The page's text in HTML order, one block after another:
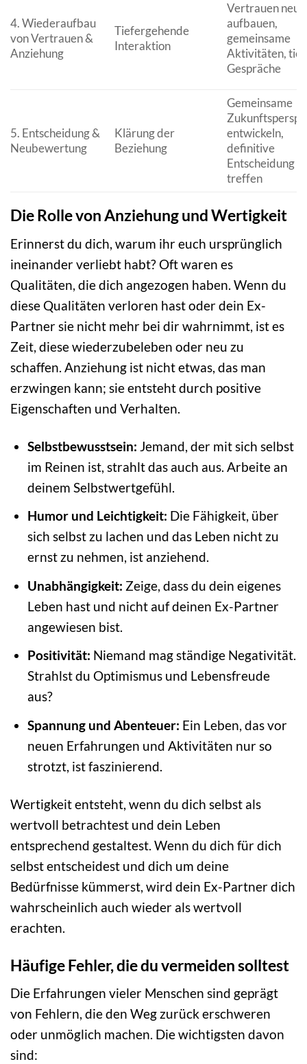
4. Wiederaufbau
von Vertrauen &
Anziehung
Tiefergehende
Interaktion
Vertrauen neu
aufbauen,
gemeinsame
Aktivitäten,
Gespräche
5. Entscheidung &
Neubewertung
Klärung der
Beziehung
Gemeinsame
entwickeln,
definitive
Entscheidung
treffen
Die Rolle von Anziehung und Wertigkeit
Erinnerst du dich, warum ihr euch ursprünglich
ineinander verliebt habt? Oft waren es
Qualitäten, die dich angezogen haben. Wenn du
diese Qualitäten verloren hast oder dein Ex-
Partner sie nicht mehr bei dir wahrnimmt, ist es
Zeit, diese wiederzubeleben oder neu zu
schaffen. Anziehung ist nicht etwas, das man
erzwingen kann; sie entsteht durch positive
Eigenschaften und Verhalten.
Selbstbewusstsein: Jemand, der mit sich selbst
im Reinen ist, strahlt das auch aus. Arbeite an
deinem Selbstwertgefühl.
Humor und Leichtigkeit: Die Fähigkeit, über
sich selbst zu lachen und das Leben nicht zu
ernst zu nehmen, ist anziehend.
Unabhängigkeit: Zeige, dass du dein eigenes
Leben hast und nicht auf deinen Ex-Partner
angewiesen bist.
Positivität: Niemand mag ständige Negativität.
Strahlst du Optimismus und Lebensfreude
aus?
Spannung und Abenteuer: Ein Leben, das vor
neuen Erfahrungen und Aktivitäten nur so
strotzt, ist faszinierend.
Wertigkeit entsteht, wenn du dich selbst als
wertvoll betrachtest und dein Leben
entsprechend gestaltest. Wenn du dich für dich
selbst entscheidest und dich um deine
Bedürfnisse kümmerst, wird dein Ex-Partner dich
wahrscheinlich auch wieder als wertvoll
erachten.
Häufige Fehler, die du vermeiden solltest
Die Erfahrungen vieler Menschen sind geprägt
von Fehlern, die den Weg zurück erschweren
oder unmöglich machen. Die wichtigsten davon
sind: